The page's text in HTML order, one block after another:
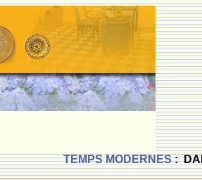
TEMPS MODERNES: